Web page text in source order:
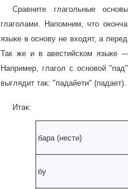
Сравните глагольные
глаголами. Напомним, что
языке в основу не входят, а
Так же и в авестийском языке —
Например, глагол с основой
выглядит так: "падайети" (падает).
Итак:
бара (нести)
бу